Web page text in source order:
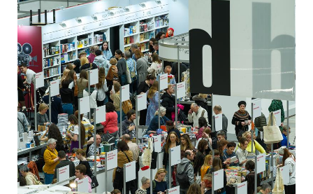
新闻媒体
联系方式
ВКОНТАКТЕ TELEGRAM
RUSSIAN ENGLISH CHINESE